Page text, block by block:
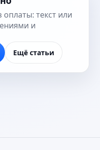
текст или
и
Ещё статьи